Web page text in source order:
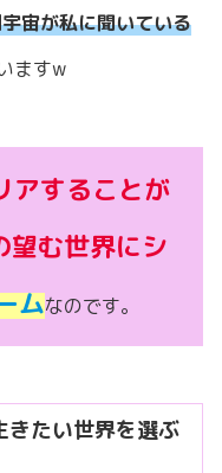
宙が私に聞いている
ますw
アすることが
望む世界にシ
ムなのです。
きたい世界を選ぶ